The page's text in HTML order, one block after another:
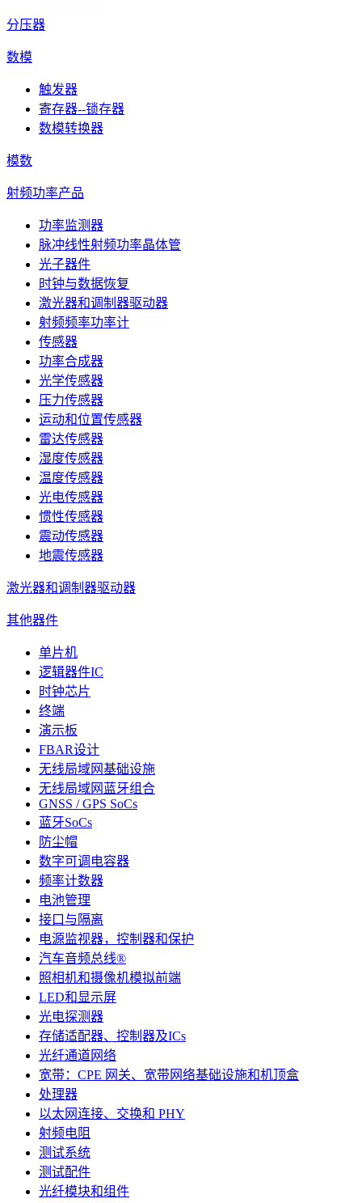
分压器
数模
触发器
寄存器--锁存器
数模转换器
模数
射频功率产品
功率监测器
脉冲线性射频功率晶体管
光子器件
时钟与数据恢复
激光器和调制器驱动器
射频频率功率计
传感器
功率合成器
光学传感器
压力传感器
运动和位置传感器
雷达传感器
湿度传感器
温度传感器
光电传感器
惯性传感器
震动传感器
地震传感器
激光器和调制器驱动器
其他器件
单片机
逻辑器件IC
时钟芯片
终端
演示板
FBAR设计
无线局域网基础设施
无线局域网蓝牙组合
GNSS / GPS SoCs
蓝牙SoCs
防尘帽
数字可调电容器
频率计数器
电池管理
接口与隔离
电源监视器，控制器和保护
汽车音频总线®
照相机和摄像机模拟前端
LED和显示屏
光电探测器
存储适配器、控制器及ICs
光纤通道网络
宽带：CPE 网关、宽带网络基础设施和机顶盒
处理器
以太网连接、交换和 PHY
射频电阻
测试系统
测试配件
光纤模块和组件